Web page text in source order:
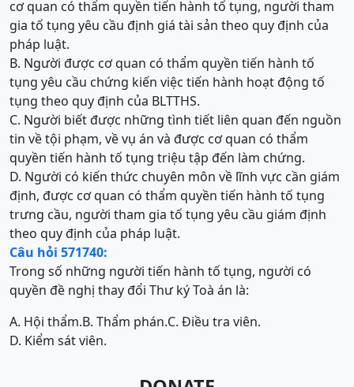
cơ quan có thẩm quyền tiến hành tố tụng, người tham
gia tố tụng yêu cầu định giá tài sản theo quy định của
pháp luật.
B. Người được cơ quan có thẩm quyền tiến hành tố
tụng yêu cầu chứng kiến việc tiến hành hoạt động tố
tụng theo quy định của BLTTHS.
C. Người biết được những tình tiết liên quan đến nguồn
tin về tội phạm, về vụ án và được cơ quan có thẩm
quyền tiến hành tố tụng triệu tập đến làm chứng.
D. Người có kiến thức chuyên môn về lĩnh vực cần giám
định, được cơ quan có thẩm quyền tiến hành tố tụng
trưng cầu, người tham gia tố tụng yêu cầu giám định
theo quy định của pháp luật.
Câu hỏi 571740:
Trong số những người tiến hành tố tụng, người có
quyền đề nghị thay đổi Thư ký Toà án là:
A. Hội thẩm.B. Thẩm phán.C. Điều tra viên.
D. Kiểm sát viên.